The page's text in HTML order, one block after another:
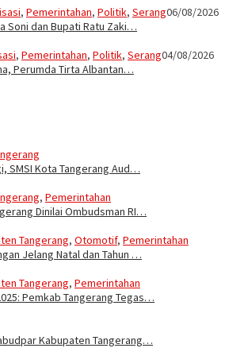
, Pemerintahan, Politik, Serang06/08/2026
Soni dan Bupati Ratu Zaki…
, Pemerintahan, Politik, Serang04/08/2026
Perumda Tirta Albantan…
SMSI Kota Tangerang Aud…
, Pemerintahan
Dinilai Ombudsman RI…
Tangerang, Otomotif, Pemerintahan
Jelang Natal dan Tahun …
Tangerang, Pemerintahan
Pemkab Tangerang Tegas…
Kabupaten Tangerang…